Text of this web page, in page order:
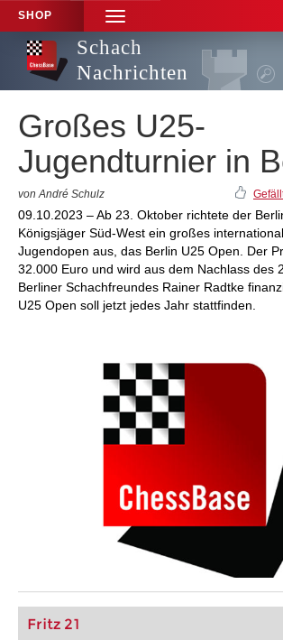
SHOP
TOGGLE
NAVIGATION
Schach
Nachrichten
Großes U25-
Jugendturnier in
von André Schulz
09.10.2023 – Ab 23. Oktober richtete der
Königsjäger Süd-West ein großes
Jugendopen aus, das Berlin U25 Open. Der
32.000 Euro und wird aus dem Nachlass des
Berliner Schachfreundes Rainer Radtke
U25 Open soll jetzt jedes Jahr stattfinden.
Fritz 21